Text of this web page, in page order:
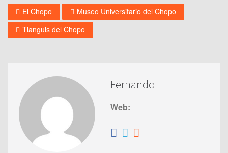
El Chopo
Museo Universitario del Chopo
Tianguis del Chopo
Fernando
Web: